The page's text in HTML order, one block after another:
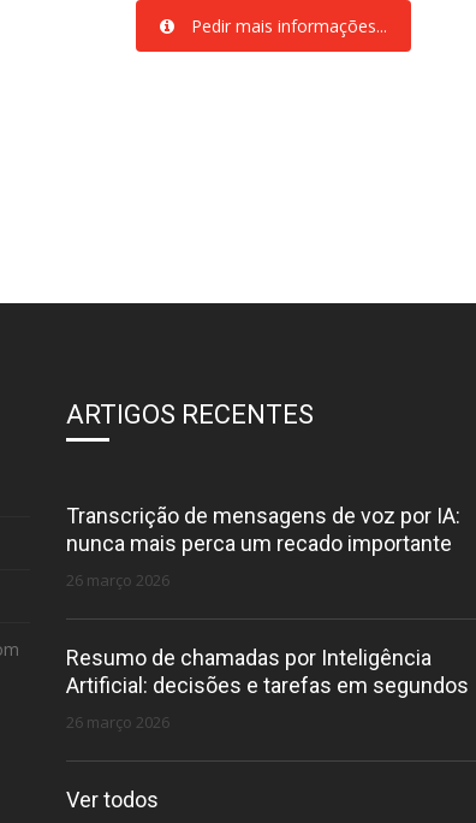
Pedir mais informações...
ARTIGOS RECENTES
Transcrição de mensagens de voz por IA:
nunca mais perca um recado importante
26 março 2026
Resumo de chamadas por Inteligência
Artificial: decisões e tarefas em segundos
26 março 2026
Ver todos